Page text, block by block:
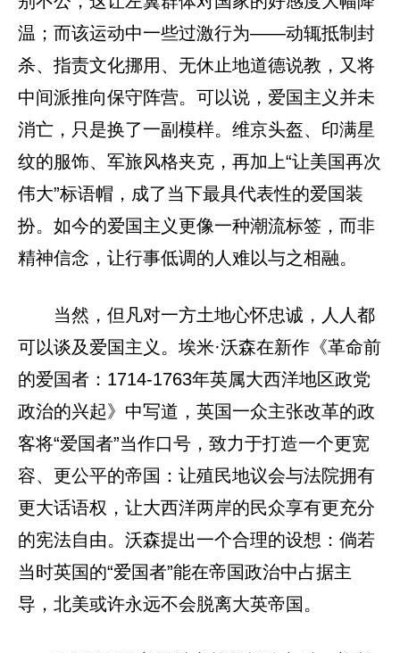
温；而该运动中一些过激行为——动辄抵制封
杀、指责文化挪用、无休止地道德说教，又将
中间派推向保守阵营。可以说，爱国主义并未
消亡，只是换了一副模样。维京头盔、印满星
纹的服饰、军旅风格夹克，再加上“让美国再次
伟大”标语帽，成了当下最具代表性的爱国装
扮。如今的爱国主义更像一种潮流标签，而非
精神信念，让行事低调的人难以与之相融。
当然，但凡对一方土地心怀忠诚，人人都
可以谈及爱国主义。埃米·沃森在新作《革命前
的爱国者：1714-1763年英属大西洋地区政党
政治的兴起》中写道，英国一众主张改革的政
客将“爱国者”当作口号，致力于打造一个更宽
容、更公平的帝国：让殖民地议会与法院拥有
更大话语权，让大西洋两岸的民众享有更充分
的宪法自由。沃森提出一个合理的设想：倘若
当时英国的“爱国者”能在帝国政治中占据主
导，北美或许永远不会脱离大英帝国。